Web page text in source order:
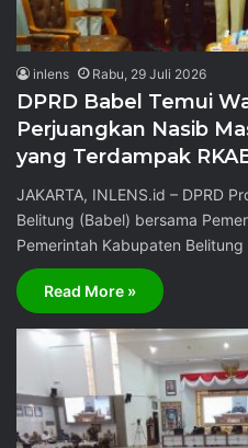
inlens Rabu, 29 Juli 2026
DPRD Babel Temui
Perjuangkan Nasib
yang Terdampak
JAKARTA, INLENS.id – DPRD
Belitung (Babel) bersama
Pemerintah Kabupaten
Read More »